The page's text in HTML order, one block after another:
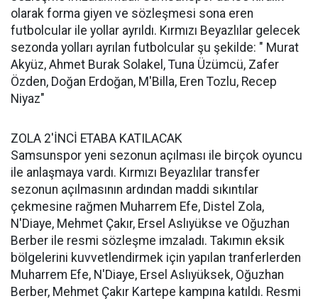
olarak forma giyen ve sözleşmesi sona eren
futbolcular ile yollar ayrıldı. Kırmızı Beyazlılar gelecek
sezonda yolları ayrılan futbolcular şu şekilde: " Murat
Akyüz, Ahmet Burak Solakel, Tuna Üzümcü, Zafer
Özden, Doğan Erdoğan, M'Billa, Eren Tozlu, Recep
Niyaz"
ZOLA 2'İNCİ ETABA KATILACAK
Samsunspor yeni sezonun açılması ile birçok oyuncu
ile anlaşmaya vardı. Kırmızı Beyazlılar transfer
sezonun açılmasının ardından maddi sıkıntılar
çekmesine rağmen Muharrem Efe, Distel Zola,
N'Diaye, Mehmet Çakır, Ersel Aslıyükse ve Oğuzhan
Berber ile resmi sözleşme imzaladı. Takımın eksik
bölgelerini kuvvetlendirmek için yapılan tranferlerden
Muharrem Efe, N'Diaye, Ersel Aslıyüksek, Oğuzhan
Berber, Mehmet Çakır Kartepe kampına katıldı. Resmi